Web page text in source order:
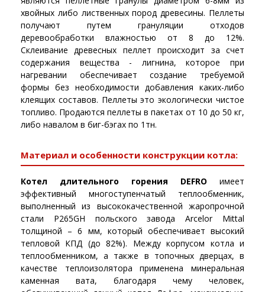
хвойных либо лиственных пород древесины. Пеллеты
получают путем грануляции отходов
деревообработки влажностью от 8 до 12%.
Склеивание древесных пеллет происходит за счет
содержания вещества - лигнина, которое при
нагревании обеспечивает создание требуемой
формы без необходимости добавления каких-либо
клеящих составов. Пеллеты это экологически чистое
топливо. Продаются пеллеты в пакетах от 10 до 50 кг,
либо навалом в биг-бэгах по 1тн.
Материал и особенности конструкции котла:
Котел длительного горения DEFRO имеет
эффективный многоступенчатый теплообменник,
выполненный из высококачественной жаропрочной
стали P265GH польского завода Arcelor Mittal
толщиной – 6 мм, который обеспечивает высокий
тепловой КПД (до 82%). Между корпусом котла и
теплообменником, а также в топочных дверцах, в
качестве теплоизолятора применена минеральная
каменная вата, благодаря чему человек,